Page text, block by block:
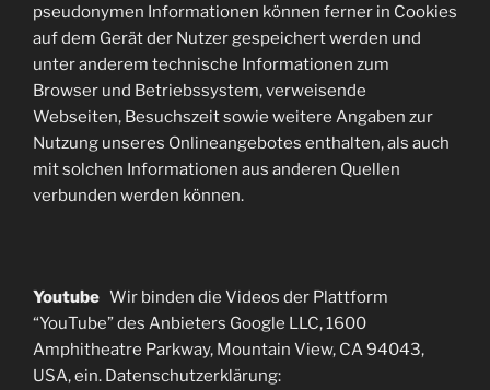
pseudonymen Informationen können ferner in Cookies
auf dem Gerät der Nutzer gespeichert werden und
unter anderem technische Informationen zum
Browser und Betriebssystem, verweisende
Webseiten, Besuchszeit sowie weitere Angaben zur
Nutzung unseres Onlineangebotes enthalten, als auch
mit solchen Informationen aus anderen Quellen
verbunden werden können.
Youtube Wir binden die Videos der Plattform
“YouTube” des Anbieters Google LLC, 1600
Amphitheatre Parkway, Mountain View, CA 94043,
USA, ein. Datenschutzerklärung: